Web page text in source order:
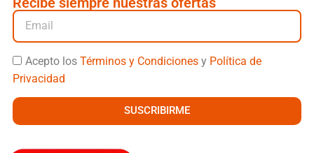
Acepto los Términos y Condicionesy Política de
Privacidad
SUSCRIBIRME